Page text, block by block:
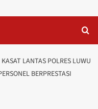
KASAT LANTAS POLRES LUWU
BERPRESTASI